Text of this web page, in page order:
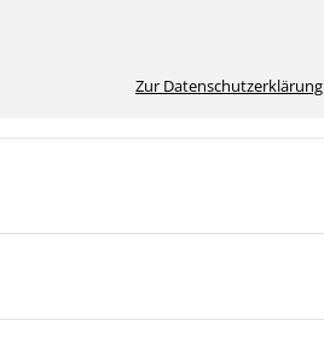
Zur Datenschutzerklärung